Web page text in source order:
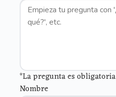
*La pregunta es obligatoria
Nombre